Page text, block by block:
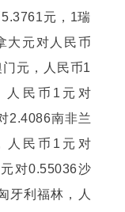
元，1瑞
大元对人民币
元，人民币1
人民币1元对
2.4086南非兰
人民币1元对
对0.55036沙
牙利福林，人